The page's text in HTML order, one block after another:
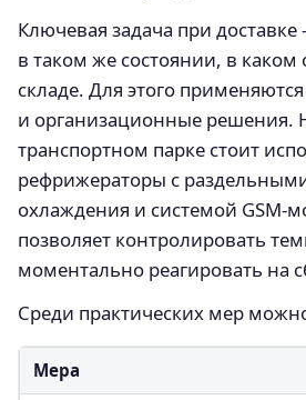
Ключевая задача при
в таком же состоянии, в
складе. Для этого
и организационные решения.
транспортном парке стоит
рефрижераторы с
охлаждения и системой GSM-
позволяет контролировать
моментально реагировать на
Среди практических мер
Мера